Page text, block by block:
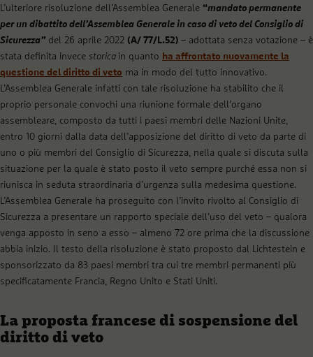
L’ulteriore risoluzione dell’Assemblea Generale “mandato permanente
per un dibattito dell’Assemblea Generale in caso di veto del Consiglio di
Sicurezza” del 26 aprile 2022 (A/ 77/L.52) – adottata senza votazione – è
stata definita invece storica in quanto ha affrontato nuovamente la
questione del diritto di veto ma in modo del tutto innovativo.
L’Assemblea Generale infatti con tale risoluzione ha stabilito che il
proprio personale convochi una riunione formale dell’organo
assembleare, composto da tutti i paesi membri delle Nazioni Unite,
entro 10 giorni dalla data dell’apposizione del diritto di veto da parte di
uno o più membri del Consiglio di Sicurezza, nella quale si discuta sulla
situazione per la quale è stato posto il veto sempre purché essa non si
riunisca in seduta straordinaria d’urgenza sulla medesima questione.
L’Assemblea Generale ha proseguito con l’invito rivolto al Consiglio di
Sicurezza a presentare un rapporto speciale dell’uso del veto – qualora
venga apposto in seno a esso – almeno 72 ore prima che la discussione
abbia inizio. Il testo della risoluzione è stato proposto dal Lichtestein e
sponsorizzato da 83 paesi membri tra cui tre membri permanenti più
specificatamente Francia, Regno Unito e Stati Uniti.
La proposta francese di sospensione del
diritto di veto